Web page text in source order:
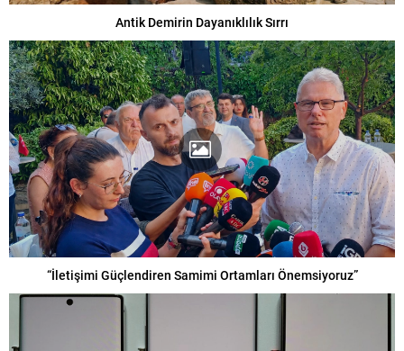
Antik Demirin Dayanıklılık Sırrı
“İletişimi Güçlendiren Samimi Ortamları Önemsiyoruz”